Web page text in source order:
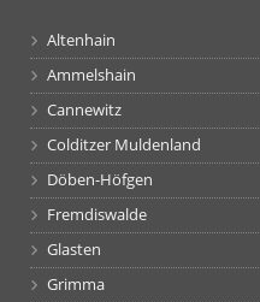
Altenhain
Ammelshain
Cannewitz
Colditzer Muldenland
Döben-Höfgen
Fremdiswalde
Glasten
Grimma